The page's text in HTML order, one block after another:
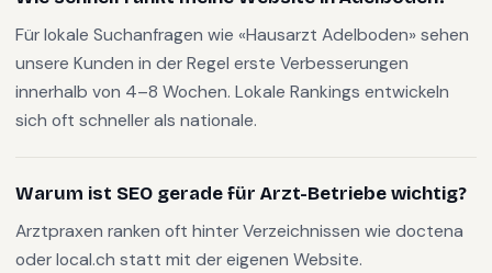
Für lokale Suchanfragen wie «Hausarzt Adelboden» sehen
unsere Kunden in der Regel erste Verbesserungen
innerhalb von 4–8 Wochen. Lokale Rankings entwickeln
sich oft schneller als nationale.
Warum ist SEO gerade für Arzt-Betriebe wichtig?
Arztpraxen ranken oft hinter Verzeichnissen wie doctena
oder local.ch statt mit der eigenen Website.